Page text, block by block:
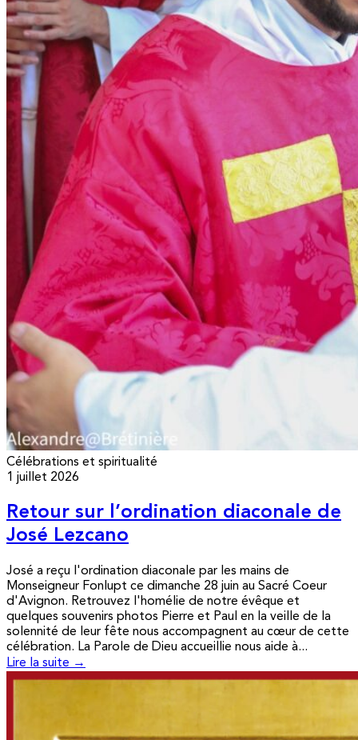
Célébrations et spiritualité
1 juillet 2026
Retour sur l’ordination diaconale de
José Lezcano
José a reçu l'ordination diaconale par les mains de
Monseigneur Fonlupt ce dimanche 28 juin au Sacré Coeur
d'Avignon. Retrouvez l'homélie de notre évêque et
quelques souvenirs photos Pierre et Paul en la veille de la
solennité de leur fête nous accompagnent au cœur de cette
célébration. La Parole de Dieu accueillie nous aide à...
Lire la suite →